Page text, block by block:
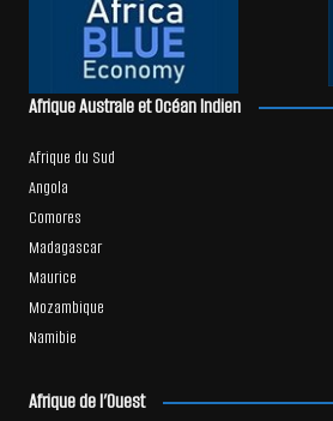
Afrique Australe et Océan Indien
Afrique du Sud
Angola
Comores
Madagascar
Maurice
Mozambique
Namibie
Afrique de l’Ouest